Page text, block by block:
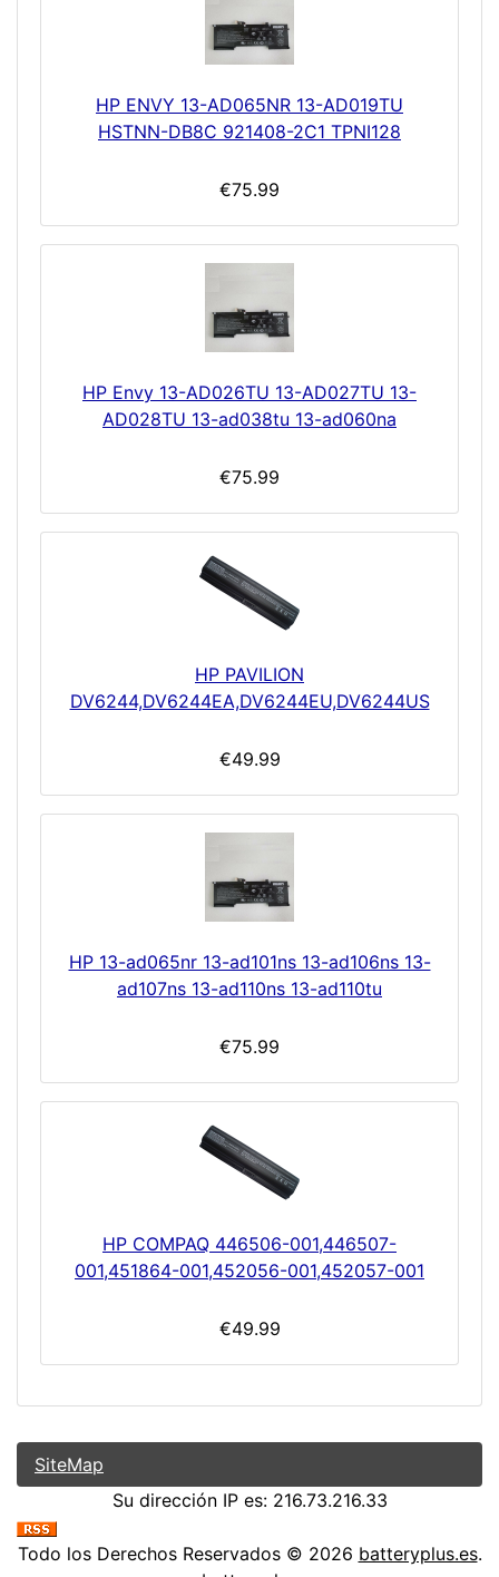
HP ENVY 13-AD065NR 13-AD019TU
HSTNN-DB8C 921408-2C1 TPNI128
€75.99
HP Envy 13-AD026TU 13-AD027TU 13-
AD028TU 13-ad038tu 13-ad060na
€75.99
HP PAVILION
DV6244,DV6244EA,DV6244EU,DV6244US
€49.99
HP 13-ad065nr 13-ad101ns 13-ad106ns 13-
ad107ns 13-ad110ns 13-ad110tu
€75.99
HP COMPAQ 446506-001,446507-
001,451864-001,452056-001,452057-001
€49.99
SiteMap
Su dirección IP es: 216.73.216.33
Todo los Derechos Reservados © 2026 batteryplus.es.